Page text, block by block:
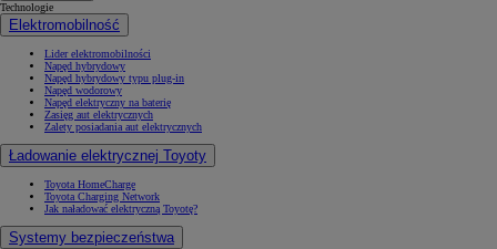
Technologie
Elektromobilność
Lider elektromobilności
Napęd hybrydowy
Napęd hybrydowy typu plug-in
Napęd wodorowy
Napęd elektryczny na baterię
Zasięg aut elektrycznych
Zalety posiadania aut elektrycznych
Ładowanie elektrycznej Toyoty
Toyota HomeCharge
Toyota Charging Network
Jak naładować elektryczną Toyotę?
Systemy bezpieczeństwa